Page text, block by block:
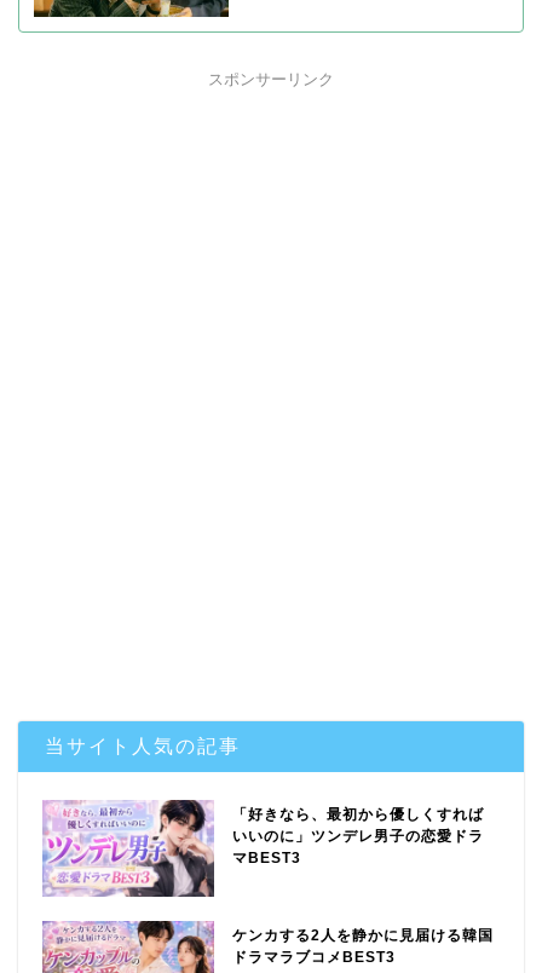
スポンサーリンク
当サイト人気の記事
「好きなら、最初から優しくすれば
いいのに」ツンデレ男子の恋愛ドラ
マBEST3
ケンカする2人を静かに見届ける韓国
ドラマラブコメBEST3